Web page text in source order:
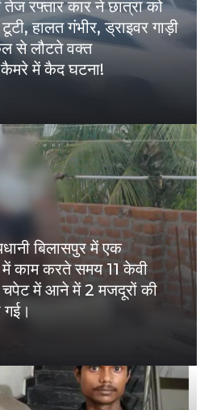
तेज रफ्तार कार ने छात्रा को
हालत गंभीर, ड्राइवर गाड़ी
से लौटते वक्त
कैमरे में कैद घटना!
बिलासपुर में एक
में काम करते समय 11 केवी
में आने में 2 मजदूरों की
गई।